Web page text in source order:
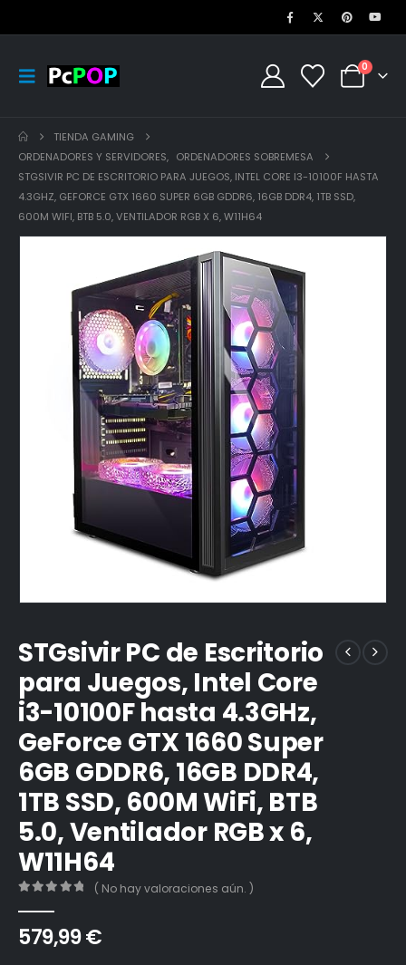
0
TIENDA GAMING
ORDENADORES Y SERVIDORES, ORDENADORES SOBREMESA
STGSIVIR PC DE ESCRITORIO PARA JUEGOS, INTEL CORE I3-10100F HASTA
4.3GHZ, GEFORCE GTX 1660 SUPER 6GB GDDR6, 16GB DDR4, 1TB SSD,
600M WIFI, BTB 5.0, VENTILADOR RGB X 6, W11H64
STGsivir PC de Escritorio
para Juegos, Intel Core
i3-10100F hasta 4.3GHz,
GeForce GTX 1660 Super
6GB GDDR6, 16GB DDR4,
1TB SSD, 600M WiFi, BTB
5.0, Ventilador RGB x 6,
W11H64
( No hay valoraciones aún. )
579,99€